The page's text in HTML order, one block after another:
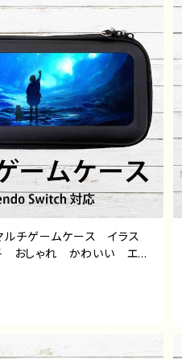
チゲームケース イラス
おしゃれ かわいい エモ
い 景色 ファンタジ
ス カバー 個性的 おすす
レーター クリエイター
作：アナ F-5